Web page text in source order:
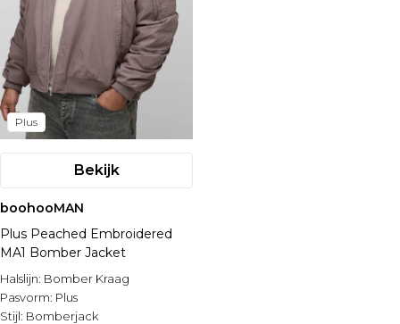
Plus
Bekijk
boohooMAN
Plus Peached Embroidered
MA1 Bomber Jacket
Halslijn: Bomber Kraag
Pasvorm: Plus
Stijl: Bomberjack